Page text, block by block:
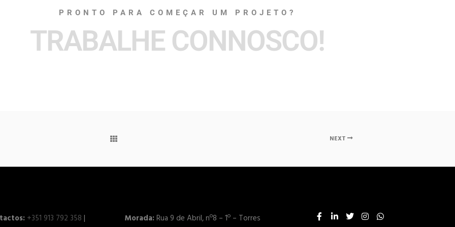
PRONTO PARA COMEÇAR UM PROJETO?
TRABALHE CONNOSCO!
NEXT
+351 913 792 358 |
Morada:Rua 9 de Abril, nº8 – 1º – Torres